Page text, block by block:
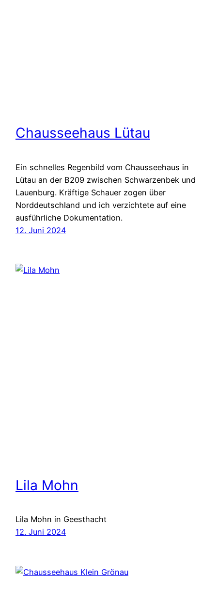
Chausseehaus Lütau
Ein schnelles Regenbild vom Chausseehaus in
Lütau an der B209 zwischen Schwarzenbek und
Lauenburg. Kräftige Schauer zogen über
Norddeutschland und ich verzichtete auf eine
ausführliche Dokumentation.
12. Juni 2024
Lila Mohn
Lila Mohn in Geesthacht
12. Juni 2024